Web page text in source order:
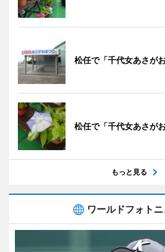
松任で「千代女あさが
松任で「千代女あさが
もっと見る
ワールドフォト